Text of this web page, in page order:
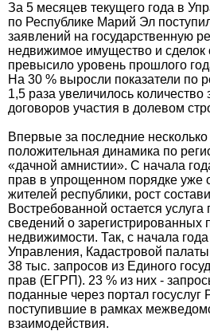
За 5 месяцев текущего года в
по Республике Марий Эл
заявлений на государственную
недвижимое имущество и сделок
превысило уровень прошлого
На 30 % выросли показатели по
1,5 раза увеличилось
договоров участия в долевом
Впервые за последние несколько
положительная динамика по
«дачной амнистии». С начала
прав в упрощенном порядке уже
жителей республики, рост
Востребованной остается
сведений о зарегистрированных
недвижимости. Так, с начала
Управления, Кадастровой
38 тыс. запросов из Единого
прав (ЕГРП). 23 % из них -
поданные через портал госуслуг
поступившие в рамках
взаимодействия.